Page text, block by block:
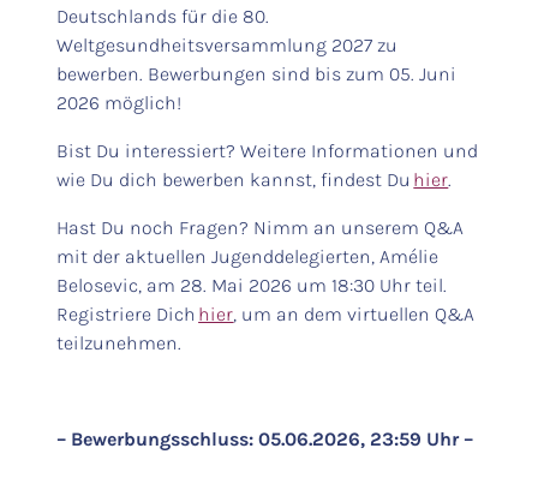
Deutschlands für die 80.
Weltgesundheitsversammlung 2027 zu
bewerben. Bewerbungen sind bis zum 05. Juni
2026 möglich!
Bist Du interessiert? Weitere Informationen und
wie Du dich bewerben kannst, findest Du hier.
Hast Du noch Fragen? Nimm an unserem Q&A
mit der aktuellen Jugenddelegierten, Amélie
Belosevic, am 28. Mai 2026 um 18:30 Uhr teil.
Registriere Dich hier, um an dem virtuellen Q&A
teilzunehmen.
– Bewerbungsschluss: 05.06.2026, 23:59 Uhr –